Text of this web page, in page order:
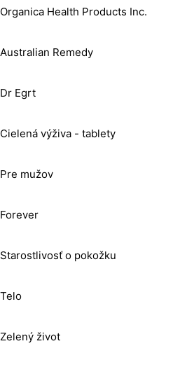
Organica Health Products Inc.
Australian Remedy
Dr Egrt
Cielená výživa - tablety
Pre mužov
Forever
Starostlivosť o pokožku
Telo
Zelený život